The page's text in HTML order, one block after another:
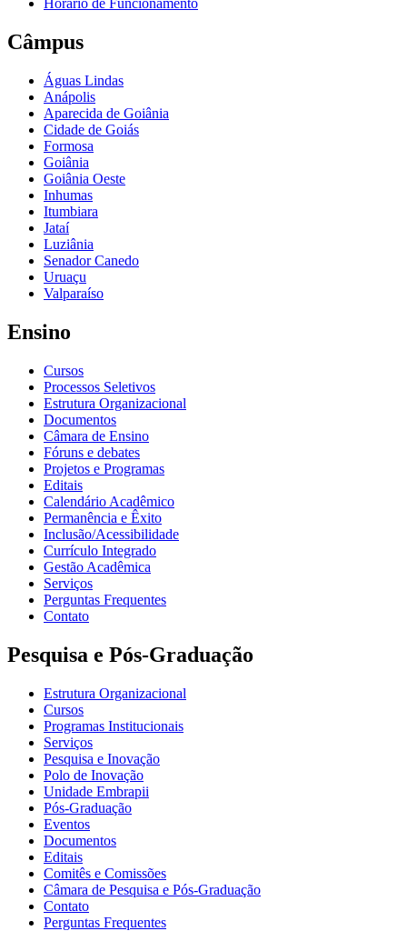
Horário de Funcionamento
Câmpus
Águas Lindas
Anápolis
Aparecida de Goiânia
Cidade de Goiás
Formosa
Goiânia
Goiânia Oeste
Inhumas
Itumbiara
Jataí
Luziânia
Senador Canedo
Uruaçu
Valparaíso
Ensino
Cursos
Processos Seletivos
Estrutura Organizacional
Documentos
Câmara de Ensino
Fóruns e debates
Projetos e Programas
Editais
Calendário Acadêmico
Permanência e Êxito
Inclusão/Acessibilidade
Currículo Integrado
Gestão Acadêmica
Serviços
Perguntas Frequentes
Contato
Pesquisa e Pós-Graduação
Estrutura Organizacional
Cursos
Programas Institucionais
Serviços
Pesquisa e Inovação
Polo de Inovação
Unidade Embrapii
Pós-Graduação
Eventos
Documentos
Editais
Comitês e Comissões
Câmara de Pesquisa e Pós-Graduação
Contato
Perguntas Frequentes